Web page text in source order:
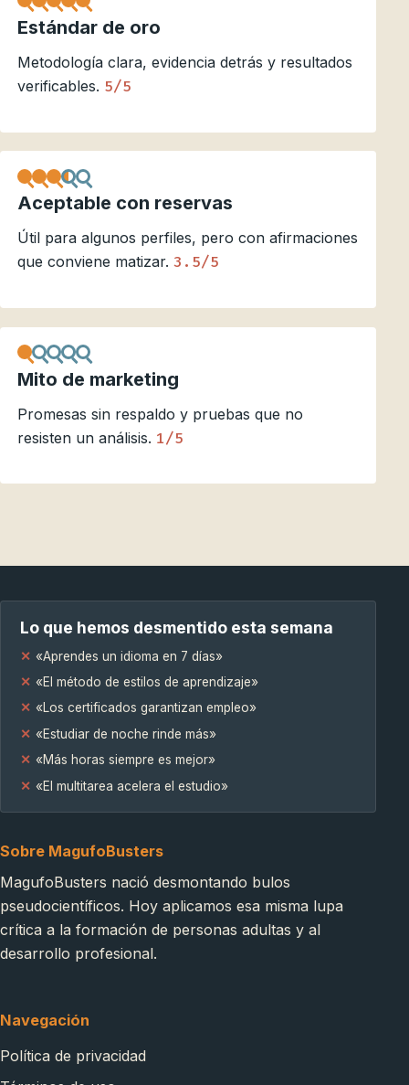
Estándar de oro
Metodología clara, evidencia detrás y resultados
verificables. 5/5
Aceptable con reservas
Útil para algunos perfiles, pero con afirmaciones
que conviene matizar.3.5/5
Mito de marketing
Promesas sin respaldo y pruebas que no
resisten un análisis. 1/5
Lo que hemos desmentido esta semana
«Aprendes un idioma en 7 días»
«El método de estilos de aprendizaje»
«Los certificados garantizan empleo»
«Estudiar de noche rinde más»
«Más horas siempre es mejor»
«El multitarea acelera el estudio»
Sobre MagufoBusters
MagufoBusters nació desmontando bulos
pseudocientíficos. Hoy aplicamos esa misma lupa
crítica a la formación de personas adultas y al
desarrollo profesional.
Navegación
Política de privacidad